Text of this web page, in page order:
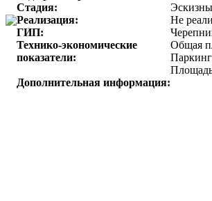
Стадия:
Реализация:
Не
ГИП:
Технико-экономические
показатели:
Общая
Дополнительная информация: